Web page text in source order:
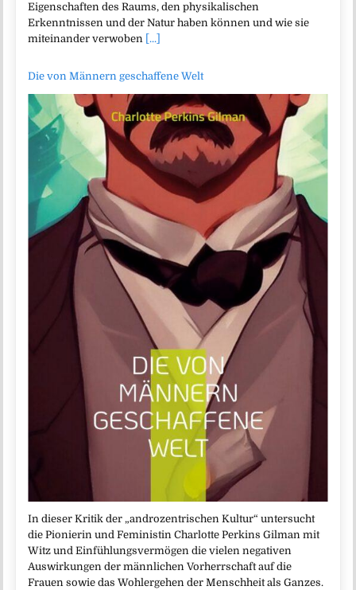
Eigenschaften des Raums, den physikalischen
Erkenntnissen und der Natur haben können und wie sie
miteinander verwoben [...]
Die von Männern geschaffene Welt
In dieser Kritik der „androzentrischen Kultur“ untersucht
die Pionierin und Feministin Charlotte Perkins Gilman mit
Witz und Einfühlungsvermögen die vielen negativen
Auswirkungen der männlichen Vorherrschaft auf die
Frauen sowie das Wohlergehen der Menschheit als Ganzes.